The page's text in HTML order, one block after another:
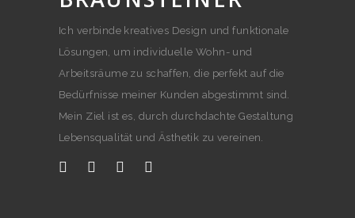
Ich verbinde kreatives Design und funktionale
Lösungen, um individuelle Wohn- und
Arbeitsräume zu schaffen, die perfekt auf die
Bedürfnisse meiner Kunden abgestimmt sind.
Mein Ziel ist es, durch durchdachte Gestaltung
Lebensqualität und Ästhetik zu vereinen.